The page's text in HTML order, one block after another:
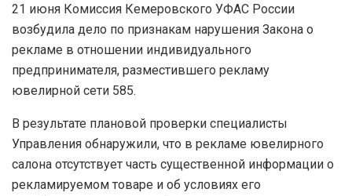
21 июня Комиссия Кемеровского УФАС России
возбудила дело по признакам нарушения Закона о
рекламе в отношении индивидуального
предпринимателя, разместившего рекламу
ювелирной сети 585.
В результате плановой проверки специалисты
Управления обнаружили, что в рекламе ювелирного
салона отсутствует часть существенной информации о
рекламируемом товаре и об условиях его